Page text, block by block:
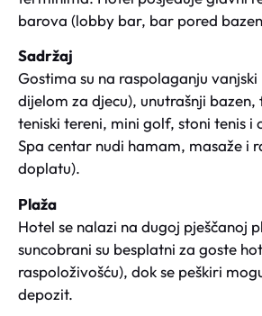
barova (lobby bar, bar pored
Sadržaj
Gostima su na raspolaganju
dijelom za djecu), unutrašnji bazen,
teniski tereni, mini golf, stoni tenis i
Spa centar nudi hamam, masaže i
doplatu).
Plaža
Hotel se nalazi na dugoj pješčanoj
suncobrani su besplatni za goste
raspoloživošću), dok se peškiri
depozit.